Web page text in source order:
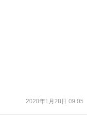
2020年1月28日 09:05